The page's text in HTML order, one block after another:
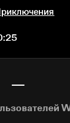
—